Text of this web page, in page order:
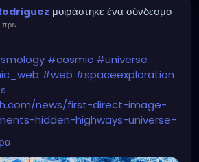
μοιράστηκε ένα σύνδεσμο
-
#cosmic #universe
#web #spaceexploration
news/first-direct-image-
hidden-highways-universe-